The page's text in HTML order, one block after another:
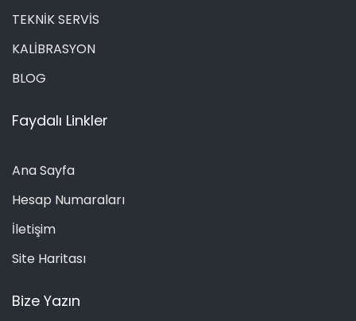
TEKNİK SERVİS
KALİBRASYON
BLOG
Faydalı Linkler
Ana Sayfa
Hesap Numaraları
İletişim
Site Haritası
Bize Yazın